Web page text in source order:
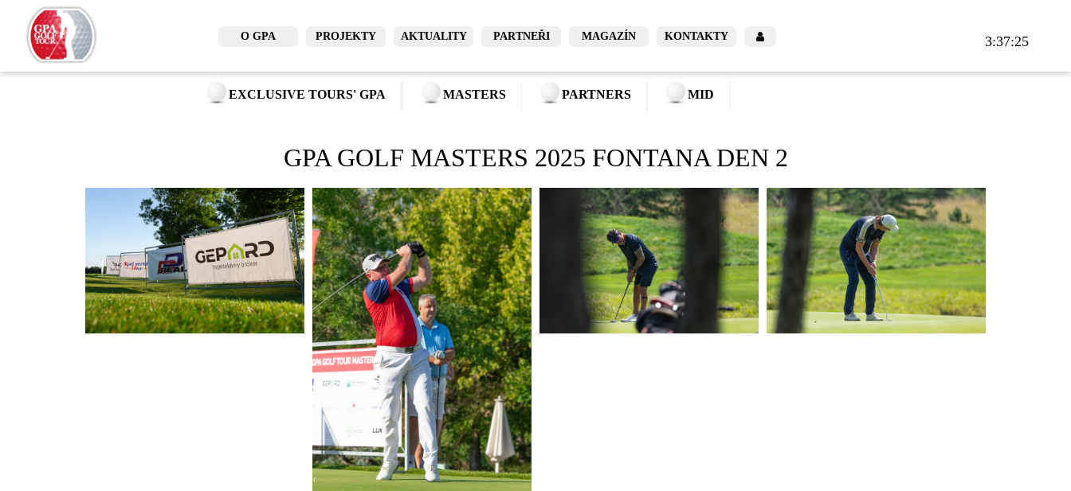
3:37:28
O GPA PROJEKTY AKTUALITY PARTNEŘI MAGAZÍN KONTAKTY
EXCLUSIVE TOURS' GPA MASTERS PARTNERS MID
GPA GOLF MASTERS 2025 FONTANA DEN 2